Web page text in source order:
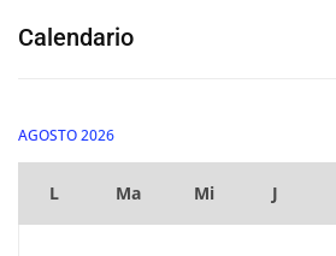
Calendario
AGOSTO 2026
L Ma Mi J